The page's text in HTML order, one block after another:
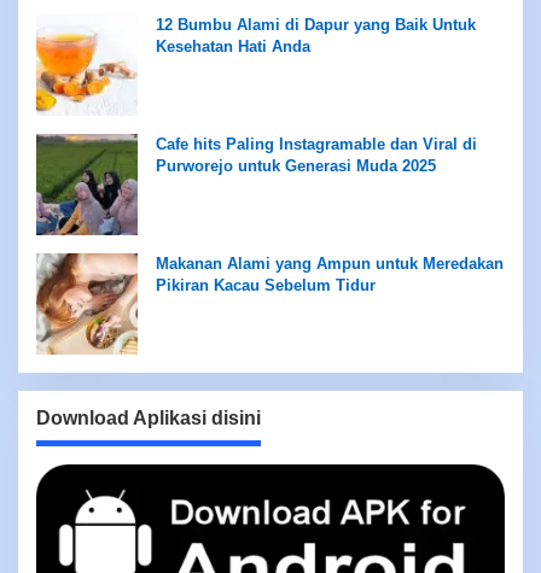
12 Bumbu Alami di Dapur yang Baik Untuk
Kesehatan Hati Anda
Cafe hits Paling Instagramable dan Viral di
Purworejo untuk Generasi Muda 2025
Makanan Alami yang Ampun untuk Meredakan
Pikiran Kacau Sebelum Tidur
Download Aplikasi disini